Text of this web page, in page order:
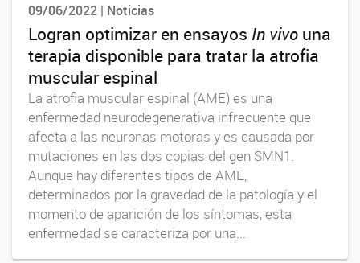
09/06/2022 | Noticias
Logran optimizar en ensayos In vivo una
terapia disponible para tratar la atrofia
muscular espinal
La atrofia muscular espinal (AME) es una
enfermedad neurodegenerativa infrecuente que
afecta a las neuronas motoras y es causada por
mutaciones en las dos copias del gen SMN1.
Aunque hay diferentes tipos de AME,
determinados por la gravedad de la patología y el
momento de aparición de los síntomas, esta
enfermedad se caracteriza por una...